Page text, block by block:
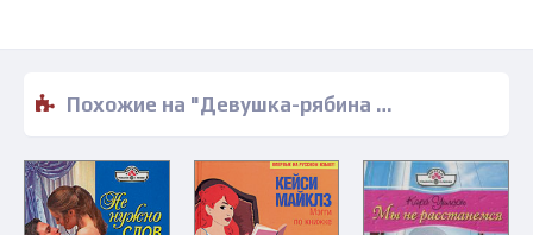
Похожие на "Девушка-рябина - Татьяна Тронина" книги читать бесплатно полные версии